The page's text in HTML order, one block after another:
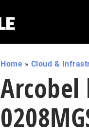
Home » Cloud &
Arcobel